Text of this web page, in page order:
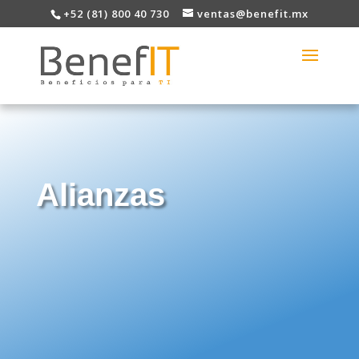
+52 (81) 800 40 730 ventas@benefit.mx
Alianzas